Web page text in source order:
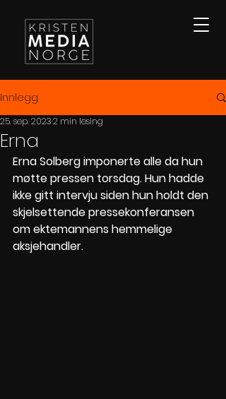
Innlegg
Erna
25. sep. 20232 min lesing
Erna Solberg imponerte alle da hun
møtte pressen torsdag. Hun hadde
ikke gitt intervju siden hun holdt den
skjelsettende pressekonferansen
om ektemannens hemmelige
aksjehandler.